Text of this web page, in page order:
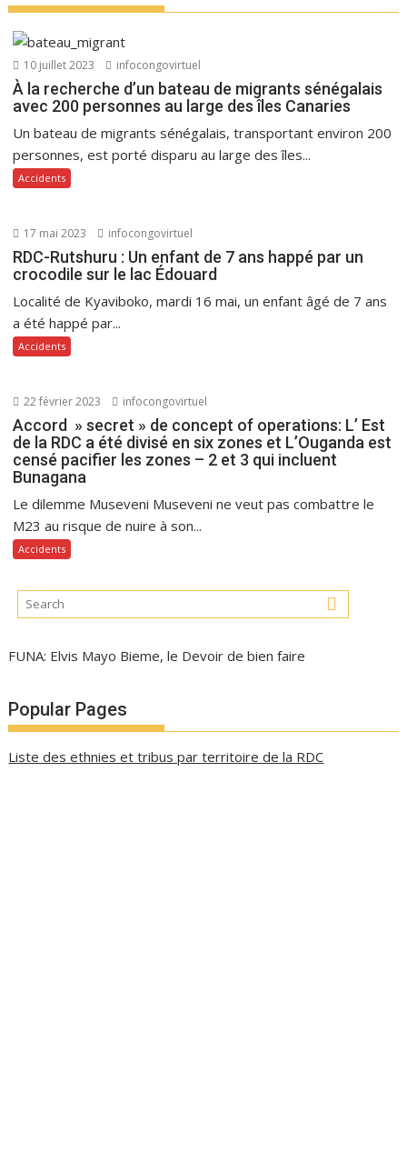
10 juillet 2023 infocongovirtuel
À la recherche d’un bateau de migrants sénégalais
avec 200 personnes au large des îles Canaries
Un bateau de migrants sénégalais, transportant environ 200
personnes, est porté disparu au large des îles...
Accidents
17 mai 2023 infocongovirtuel
RDC-Rutshuru : Un enfant de 7 ans happé par un
crocodile sur le lac Édouard
Localité de Kyaviboko, mardi 16 mai, un enfant âgé de 7 ans
a été happé par...
Accidents
22 février 2023 infocongovirtuel
Accord » secret » de concept of operations: L’ Est
de la RDC a été divisé en six zones et L’Ouganda est
censé pacifier les zones – 2 et 3 qui incluent
Bunagana
Le dilemme Museveni Museveni ne veut pas combattre le
M23 au risque de nuire à son...
Accidents
FUNA: Elvis Mayo Bieme, le Devoir de bien faire
Popular Pages
Liste des ethnies et tribus par territoire de la RDC